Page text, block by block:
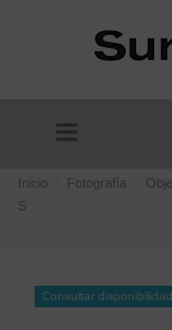
Inicio Fotografía
S
Consultar disponibilidad